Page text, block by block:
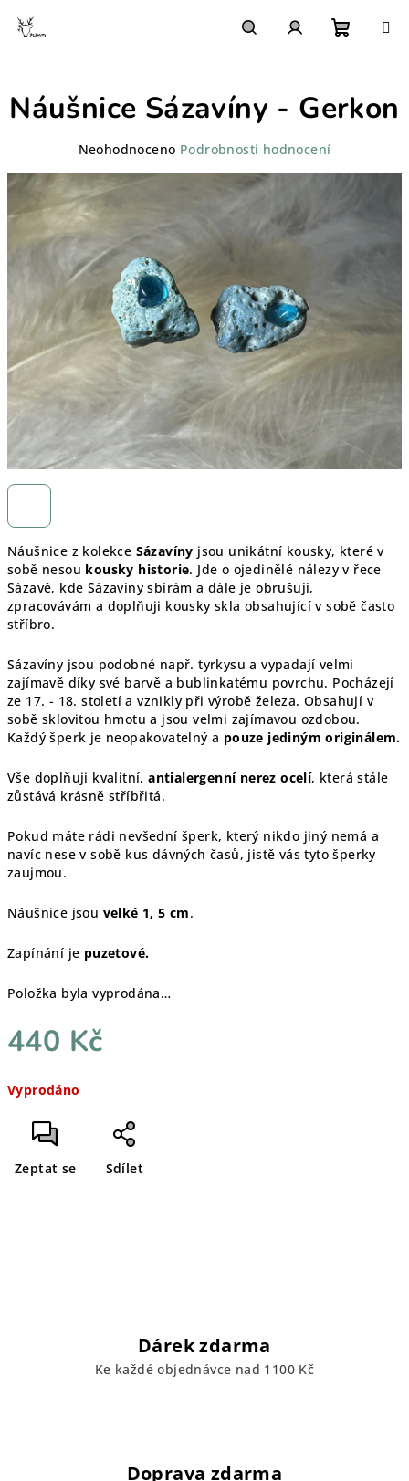
košík
Náušnice z kolekce Sázavíny jsou unikátní kousky, které v
sobě nesou kousky historie. Jde o ojedinělé nálezy v řece
Sázavě, kde Sázavíny sbírám a dále je obrušuji,
zpracovávám a doplňuji kousky skla obsahující v sobě často
stříbro.
Sázavíny jsou podobné např. tyrkysu a vypadají velmi
zajímavě díky své barvě a bublinkatému povrchu. Pocházejí
ze 17. - 18. století a vznikly při výrobě železa. Obsahují v
sobě sklovitou hmotu a jsou velmi zajímavou ozdobou.
Každý šperk je neopakovatelný a pouze jediným originálem.
Vše doplňuji kvalitní,antialergenní nerez ocelí, která stále
zůstává krásně stříbřitá.
Pokud máte rádi nevšední šperk, který nikdo jiný nemá a
navíc nese v sobě kus dávných časů, jistě vás tyto šperky
zaujmou.
Náušnice jsou velké 1, 5 cm.
Zapínání je puzetové.
Položka byla vyprodána…
440 Kč
cena:
Vyprodáno
Zeptat se Sdílet
Náušnice Sázavíny - Gerkon
Průměrné
produktu
je
0,0
5
hvězdiček.
Neohodnoceno Podrobnosti hodnocení
Dárek zdarma
Ke každé objednávce nad 1100 Kč
Doprava zdarma